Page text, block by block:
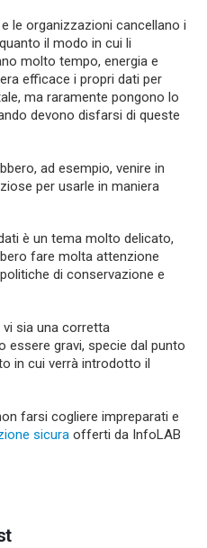
le organizzazioni cancellano i
il modo in cui li
molto tempo, energia e
efficace i propri dati per
ma raramente pongono lo
devono disfarsi di queste
ad esempio, venire in
per usarle in maniera
è un tema molto delicato,
fare molta attenzione
di conservazione e
sia una corretta
essere gravi, specie dal punto
in cui verrà introdotto il
farsi cogliere impreparati e
sicura offerti da InfoLAB